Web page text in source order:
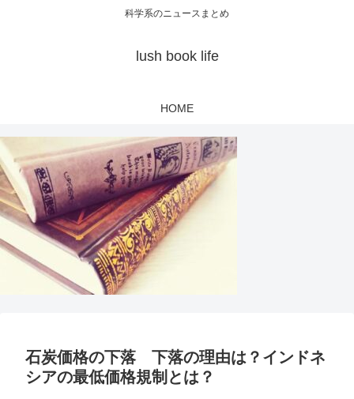
科学系のニュースまとめ
lush book life
HOME
石炭価格の下落 下落の理由は？インドネ
シアの最低価格規制とは？